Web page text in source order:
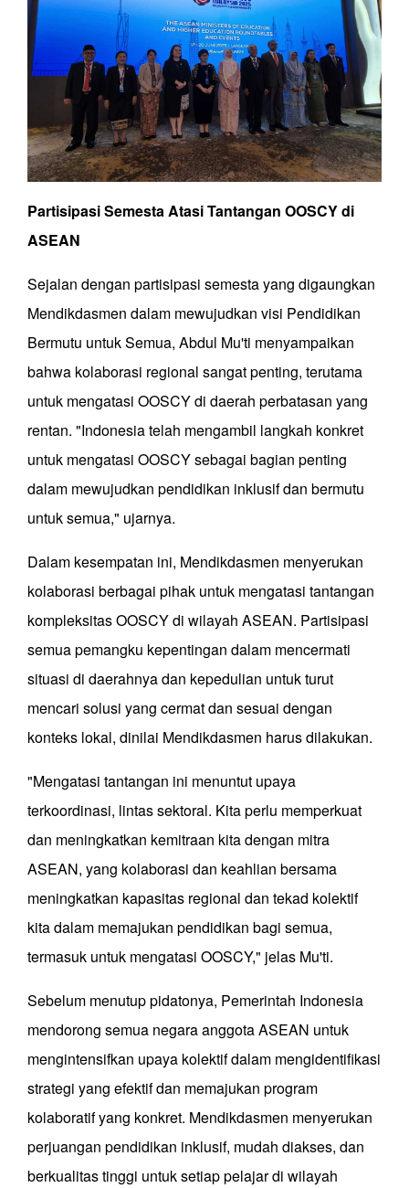
PartisipasiSemestaAtasiTantangan OOSCYdi
ASEAN
Sejalan dengan partisipasi semesta yang digaungkan
Mendikdasmen dalam mewujudkan visi Pendidikan
Bermutu untuk Semua, Abdul Mu'ti menyampaikan
bahwa kolaborasi regional sangat penting, terutama
untuk mengatasi OOSCY di daerah perbatasan yang
rentan. "Indonesia telah mengambil langkah konkret
untuk mengatasi OOSCY sebagai bagian penting
dalam mewujudkan pendidikan inklusif dan bermutu
untuk semua," ujarnya.
Dalam kesempatan ini, Mendikdasmen menyerukan
kolaborasi berbagai pihak untuk mengatasi tantangan
kompleksitas OOSCY di wilayah ASEAN. Partisipasi
semua pemangku kepentingan dalam mencermati
situasi di daerahnya dan kepedulian untuk turut
mencari solusi yang cermat dan sesuai dengan
konteks lokal, dinilai Mendikdasmen harus dilakukan.
"Mengatasi tantangan ini menuntut upaya
terkoordinasi, lintas sektoral. Kita perlu memperkuat
dan meningkatkan kemitraan kita dengan mitra
ASEAN, yang kolaborasi dan keahlian bersama
meningkatkan kapasitas regional dan tekad kolektif
kita dalam memajukan pendidikan bagi semua,
termasuk untuk mengatasi OOSCY," jelas Mu'ti.
Sebelum menutup pidatonya, Pemerintah Indonesia
mendorong semua negara anggota ASEAN untuk
mengintensifkan upaya kolektif dalam mengidentifikasi
strategi yang efektif dan memajukan program
kolaboratif yang konkret. Mendikdasmen menyerukan
perjuangan pendidikan inklusif, mudah diakses, dan
berkualitas tinggi untuk setiap pelajar di wilayah